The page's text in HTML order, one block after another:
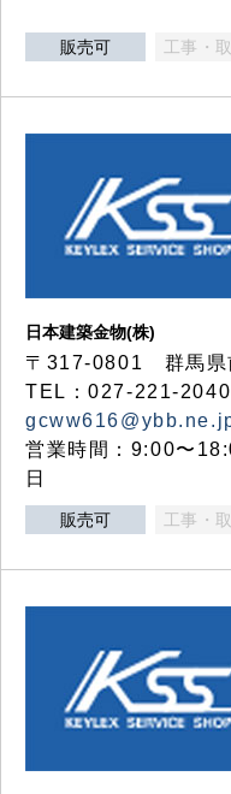
販売可 工事・
日本建築金物(株)
〒317‐0801 群馬県
TEL：027-221-
営業時間：9:00〜
日
販売可 工事・